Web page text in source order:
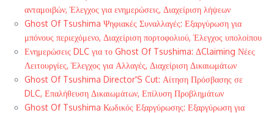
ανταμοιβών, Έλεγχος για ενημερώσεις, Διαχείριση λήψεων
Ghost Of Tsushima Ψηφιακές Συναλλαγές: Εξαργύρωση για
μπόνους περιεχόμενο, Διαχείριση πορτοφολιού, Έλεγχος υπολοίπου
Ενημερώσεις DLC για το Ghost Of Tsushima: ΔClaiming Νέες
Λειτουργίες, Έλεγχος για Αλλαγές, Διαχείριση Δικαιωμάτων
Ghost Of Tsushima Director'S Cut: Αίτηση Πρόσβασης σε
DLC, Επαλήθευση Δικαιωμάτων, Επίλυση Προβλημάτων
Ghost Of Tsushima Κωδικός Εξαργύρωσης: Εξαργύρωση για